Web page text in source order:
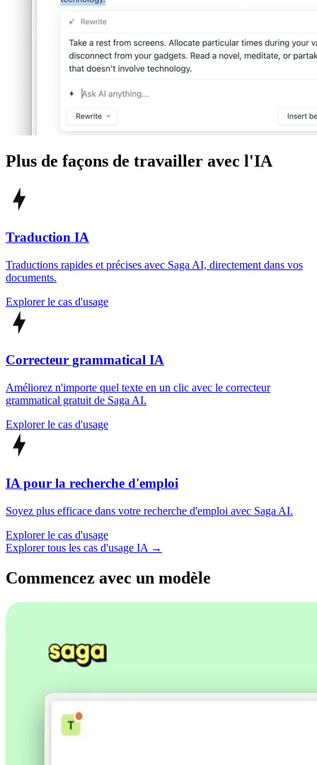
Plus de façons de travailler avec l'IA
Traduction IA
Traductions rapides et précises avec Saga AI, directement dans vos
documents.
Explorer le cas d'usage
Correcteur grammatical IA
Améliorez n'importe quel texte en un clic avec le correcteur
grammatical gratuit de Saga AI.
Explorer le cas d'usage
IA pour la recherche d'emploi
Soyez plus efficace dans votre recherche d'emploi avec Saga AI.
Explorer le cas d'usage
Explorer tous les cas d'usage IA →
Commencez avec un modèle